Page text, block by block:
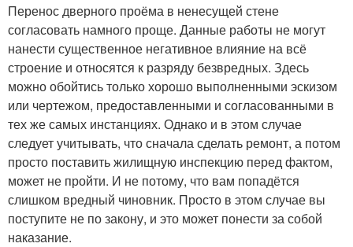
Перенос дверного проёма в ненесущей стене
согласовать намного проще. Данные работы не могут
нанести существенное негативное влияние на всё
строение и относятся к разряду безвредных. Здесь
можно обойтись только хорошо выполненными эскизом
или чертежом, предоставленными и согласованными в
тех же самых инстанциях. Однако и в этом случае
следует учитывать, что сначала сделать ремонт, а потом
просто поставить жилищную инспекцию перед фактом,
может не пройти. И не потому, что вам попадётся
слишком вредный чиновник. Просто в этом случае вы
поступите не по закону, и это может понести за собой
наказание.